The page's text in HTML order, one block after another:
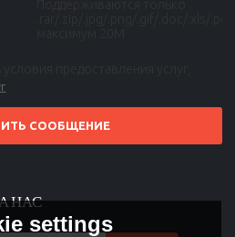
СООБЩЕНИЕ
НАС
settings